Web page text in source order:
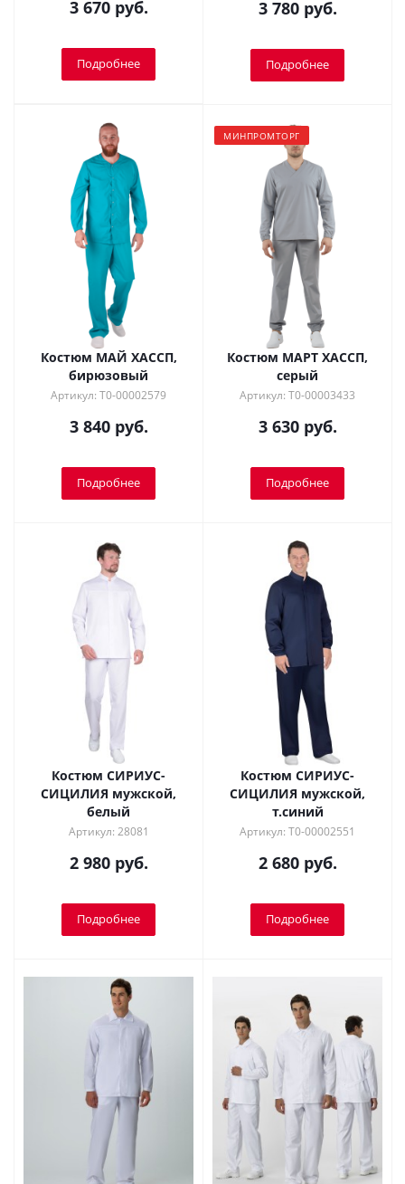
3 670 руб.
Подробнее
3 780 руб.
Подробнее
Костюм МАЙ ХАССП,
бирюзовый
Артикул: Т0-00002579
3 840 руб.
Подробнее
МИНПРОМТОРГ
Костюм МАРТ ХАССП,
серый
Артикул: Т0-00003433
3 630 руб.
Подробнее
Костюм СИРИУС-
СИЦИЛИЯ мужской,
белый
Артикул: 28081
2 980 руб.
Подробнее
Костюм СИРИУС-
СИЦИЛИЯ мужской,
т.синий
Артикул: Т0-00002551
2 680 руб.
Подробнее